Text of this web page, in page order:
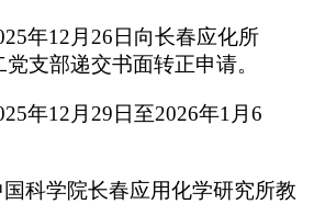
年12月26日向长春应化所
支部递交书面转正申请。
年12月29日至2026年1月6
科学院长春应用化学研究所教